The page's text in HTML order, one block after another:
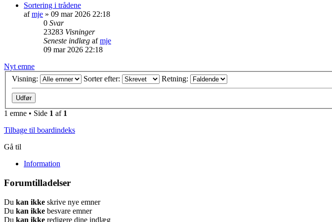
Sortering i trådene
afmje » 09 mar 2026 22:18
0 Svar
23283 Visninger
Seneste indlæg afmje
09 mar 2026 22:18
Nyt emne
Visning:
Sorter efter: Retning:
1 emne • Side 1 af 1
Tilbage til boardindeks
Gå til
Information
Forumtilladelser
Du kan ikke skrive nye emner
Du kan ikke besvare emner
Du kan ikke redigere dine indlæg